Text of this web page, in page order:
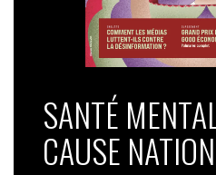
SANTÉ
CAUSE